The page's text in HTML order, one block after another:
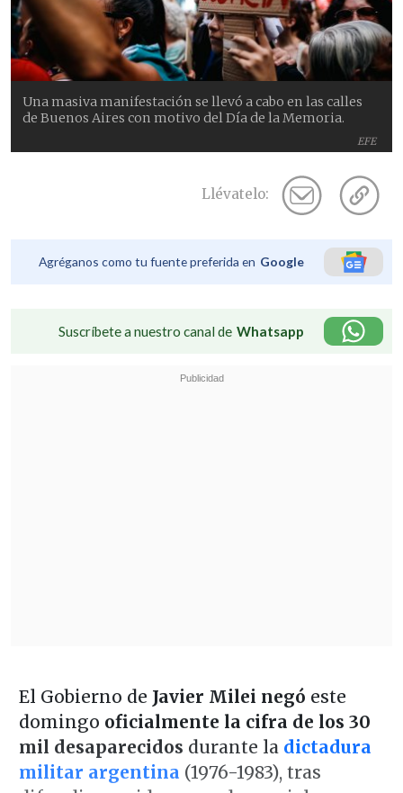
EFE
Una masiva manifestación se llevó a cabo en las calles
de Buenos Aires con motivo del Día de la Memoria.
Llévatelo:
Agréganos como tu fuente preferida en Google
Suscríbete a nuestro canal de Whatsapp
El Gobierno de Javier Milei negó este
domingo oficialmente la cifra de los 30
mil desaparecidos durante la dictadura
militar argentina (1976-1983), tras